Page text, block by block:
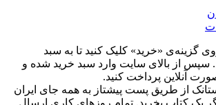
گزینه‌ی «خرید» کلیک کنید تا به سبد
سپس از بالای سایت وارد سبد خرید شده و
آنلاین پرداخت کنید.
از طریق پست پیشتاز به همه جای ایران